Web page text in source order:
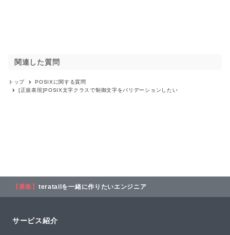
関連した質問
トップ POSIX に関する質問
[正規表現]POSIX文字クラスで制御文字をバリデーションしたい
【募集】 teratailを一緒に作りたいエンジニア
サービス紹介